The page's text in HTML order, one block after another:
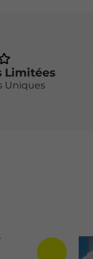
Limitées
Uniques